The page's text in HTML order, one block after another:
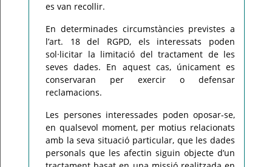
es van recollir.
En determinades circumstàncies previstes a
l’art. 18 del RGPD, els interessats poden
sol·licitar la limitació del tractament de les
seves dades. En aquest cas, únicament es
conservaran per exercir o defensar
reclamacions.
Les persones interessades poden oposar-se,
en qualsevol moment, per motius relacionats
amb la seva situació particular, que les dades
personals que les afectin siguin objecte d’un